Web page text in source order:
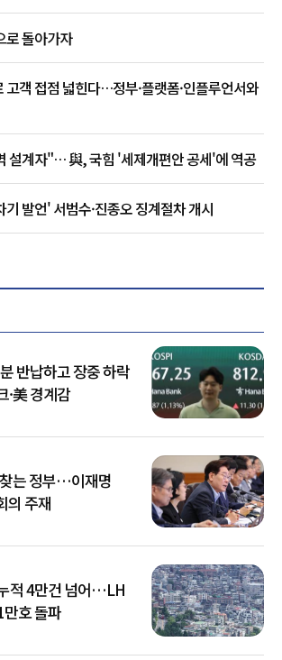
로 돌아가자
고객 접점 넓힌다…정부·플랫폼·인플루언서와
설계자"… 與, 국힘 '세제개편안 공세'에 역공
발언' 서범수·진종오 징계절차 개시
반납하고 장중 하락
美 경계감
는 정부…이재명
의 주재
적 4만건 넘어…LH
호 돌파